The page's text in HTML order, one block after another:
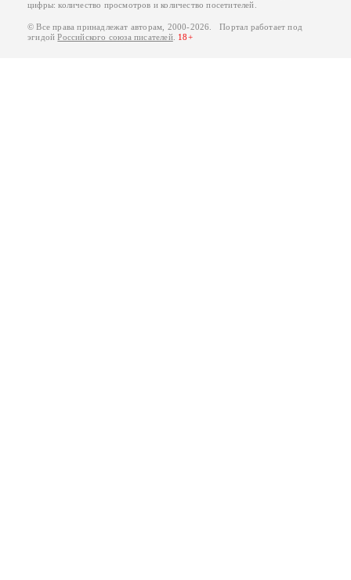
цифры: количество просмотров и количество посетителей.
© Все права принадлежат авторам, 2000-2026. Портал работает под
эгидойРоссийского союза писателей. 18+